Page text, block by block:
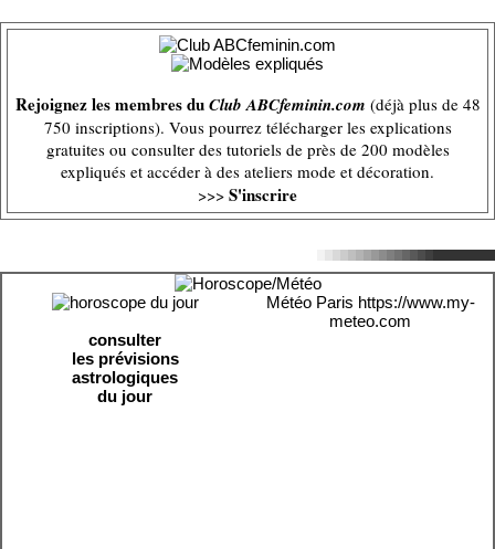
Rejoignez les membres duClub ABCfeminin.com (déjà plus de 48
750 inscriptions). Vous pourrez télécharger les explications
gratuites ou consulter des tutoriels de près de 200 modèles
expliqués et accéder à des ateliers mode et décoration.
>>> S'inscrire
consulter
les prévisions
astrologiques
du jour
Météo Paris https://www.my-
meteo.com